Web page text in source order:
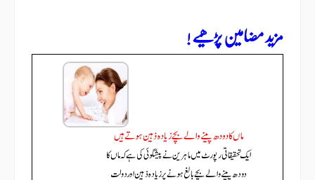
مزید مضامین پڑھیے !